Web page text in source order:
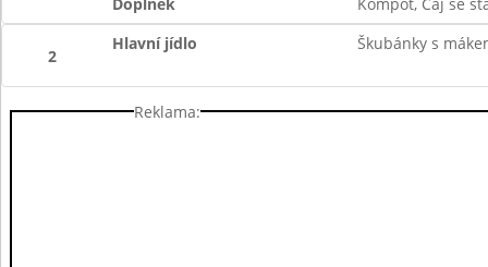
2
Hlavní jídlo Škubánky s
Reklama: